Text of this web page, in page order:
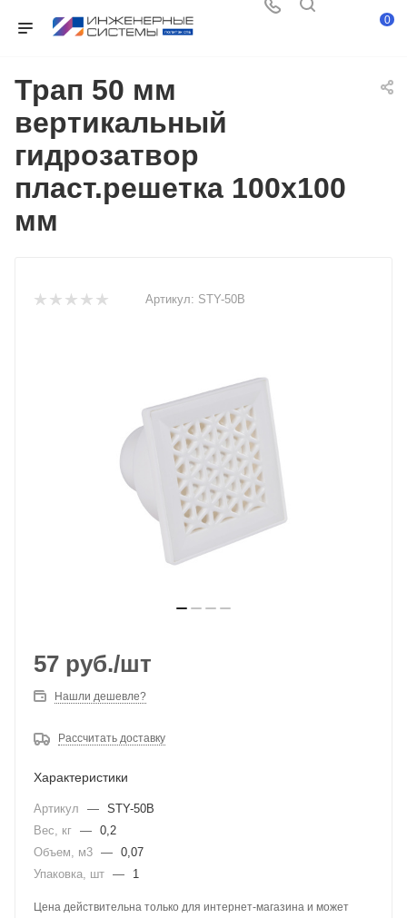
0
Трап 50 мм
вертикальный
гидрозатвор
пласт.решетка 100х100
мм
Артикул: STY-50B
57 руб./шт
Нашли дешевле?
Рассчитать доставку
Характеристики
Артикул — STY-50B
Вес, кг — 0,2
Объем, м3 — 0,07
Упаковка, шт — 1
Цена действительна только для интернет-магазина и может